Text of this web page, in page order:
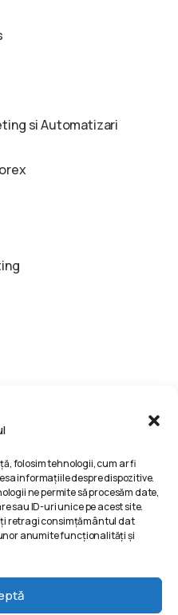
folosim tehnologii, cum ar fi
informațiile despre dispozitive.
ne permite să procesăm date,
sau ID-uri unice pe acest site.
retragi consimțământul dat
anumite funcționalități și
si Automatizari
Romania
consultant